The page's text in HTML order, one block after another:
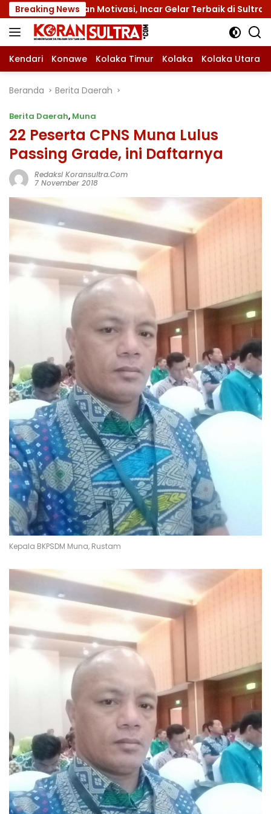
Langsung
ke
konten
Breaking News
dan Motivasi, Incar Gelar Terbaik di Sultra
Kendari Konawe Kolaka Timur Kolaka Kolaka Utara
Beranda Berita Daerah
Berita Daerah, Muna
22 Peserta CPNS Muna Lulus
Passing Grade, ini Daftarnya
Redaksi Koransultra.com
7 November 2018
Kepala BKPSDM Muna, Rustam